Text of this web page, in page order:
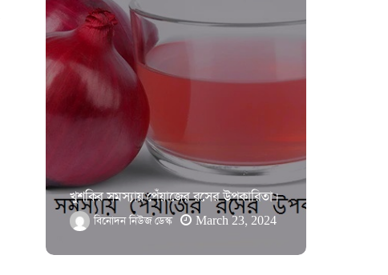
খুশকির সমস্যায় পেঁয়াজের রসের উপকারিতা।
বিনোদন নিউজ ডেস্ক March 23, 2024